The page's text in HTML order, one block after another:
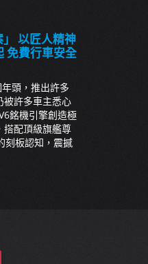
以匠人精神
免費行車安全
頭，推出許多
被許多車主悉心
銘機引擎創造極
搭配頂級旗艦尊
刻板認知，震撼